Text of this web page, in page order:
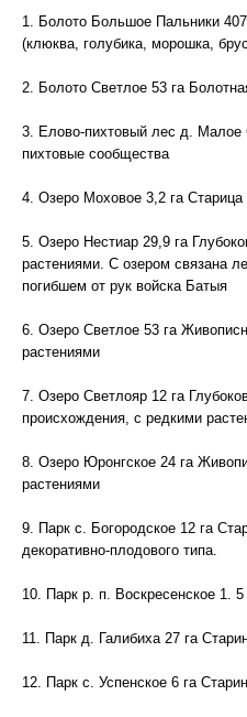
1. Болото Большое Пальники
(клюква, голубика, морошка,
2. Болото Светлое 53 га
3. Елово-пихтовый лес д. Малое
пихтовые сообщества
4. Озеро Моховое 3,2 га
5. Озеро Нестиар 29,9 га
растениями. С озером связана
погибшем от рук войска Батыя
6. Озеро Светлое 53 га
растениями
7. Озеро Светлояр 12 га
происхождения, с редкими
8. Озеро Юронгское 24 га
растениями
9. Парк с. Богородское 12 га
декоративно-плодового типа.
10. Парк р. п. Воскресенское 1.
11. Парк д. Галибиха 27 га
12. Парк с. Успенское 6 га